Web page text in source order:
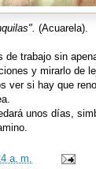
(Acuarela).
de trabajo sin
y mirarlo de
ver si hay que
unos días,
a. m.